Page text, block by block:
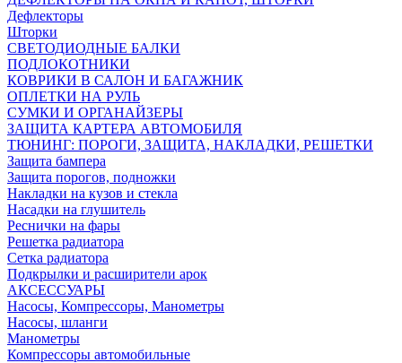
Дефлекторы
Шторки
СВЕТОДИОДНЫЕ БАЛКИ
ПОДЛОКОТНИКИ
КОВРИКИ В САЛОН И БАГАЖНИК
ОПЛЕТКИ НА РУЛЬ
СУМКИ И ОРГАНАЙЗЕРЫ
ЗАЩИТА КАРТЕРА АВТОМОБИЛЯ
ТЮНИНГ: ПОРОГИ, ЗАЩИТА, НАКЛАДКИ, РЕШЕТКИ
Защита бампера
Защита порогов, подножки
Накладки на кузов и стекла
Насадки на глушитель
Реснички на фары
Решетка радиатора
Сетка радиатора
Подкрылки и расширители арок
АКСЕССУАРЫ
Насосы, Компрессоры, Манометры
Насосы, шланги
Манометры
Компрессоры автомобильные